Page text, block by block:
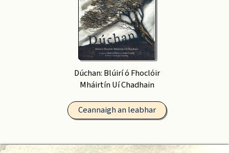
Dúchan: Blúirí ó Fhoclóir
Mháirtín Uí Chadhain
Ceannaigh an leabhar